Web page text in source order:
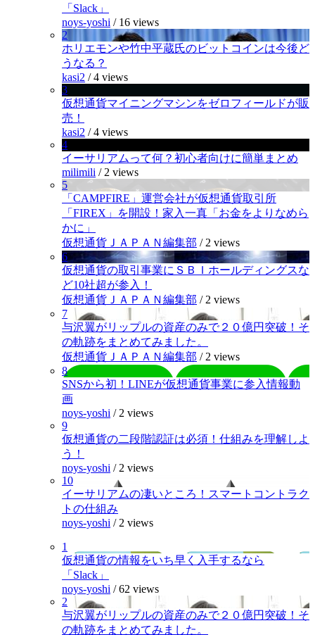
「Slack」
noys-yoshi / 16 views
2
ホリエモンや竹中平蔵氏のビットコインは今後ど
うなる？
kasi2 /4 views
3
仮想通貨マイニングマシンをゼロフィールドが販
売！
kasi2 /4 views
4
イーサリアムって何？初心者向けに簡単まとめ
milimili / 2 views
5
「CAMPFIRE」運営会社が仮想通貨取引所
「FIREX」を開設！家入一真「お金をよりなめら
かに」
仮想通貨ＪＡＰＡＮ編集部 / 2 views
6
仮想通貨の取引事業にＳＢＩホールディングスな
ど10社超が参入！
仮想通貨ＪＡＰＡＮ編集部 / 2 views
7
与沢翼がリップルの資産のみで２０億円突破！そ
の軌跡をまとめてみました。
仮想通貨ＪＡＰＡＮ編集部 / 2 views
8
SNSから初！LINEが仮想通貨事業に参入情報動
画
noys-yoshi / 2 views
9
仮想通貨の二段階認証は必須！仕組みを理解しよ
う！
noys-yoshi / 2 views
10
イーサリアムの凄いところ！スマートコントラク
トの仕組み
noys-yoshi / 2 views
1
仮想通貨の情報をいち早く入手するなら
「Slack」
noys-yoshi /62 views
2
与沢翼がリップルの資産のみで２０億円突破！そ
の軌跡をまとめてみました。